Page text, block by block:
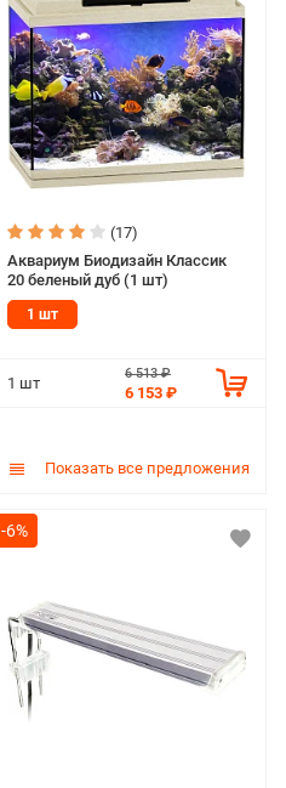
(17)
Аквариум Биодизайн Классик
20 беленый дуб (1 шт)
1 шт
1 шт
6 513 ₽
6 153 ₽
Показать все предложения
-6%